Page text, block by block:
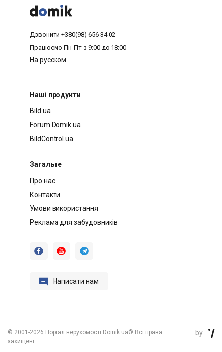



Дзвонити +380(98) 656 34 02
Працюємо Пн-Пт з 9:00 до 18:00
На русском
Наші продукти
Bild.ua
Forum.Domik.ua
BildControl.ua
Загальне
Про нас
Контакти
Умови використання
Реклама для забудовників
  
 Написати нам
© 2001-2026 Портал нерухомості Domik.ua® Всі права
захищені.
by 